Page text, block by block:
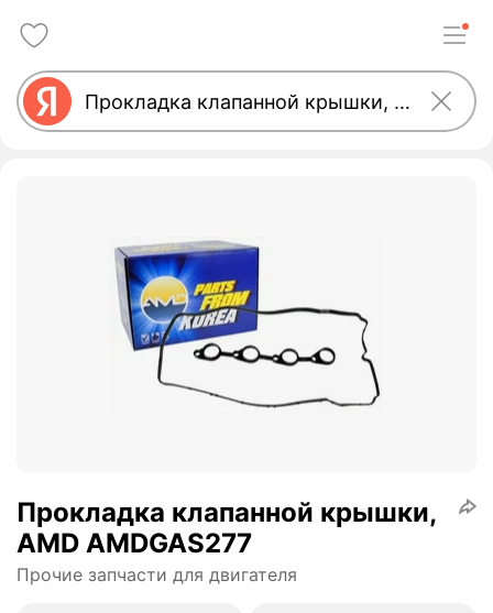
Прокладка клапанной крышки,
AMD AMDGAS277
Прочие запчасти для двигателя